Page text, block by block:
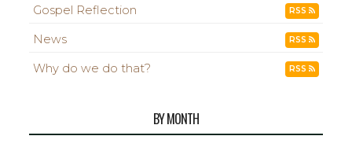
Gospel Reflection RSS
News RSS
Why do we do that? RSS
BY MONTH